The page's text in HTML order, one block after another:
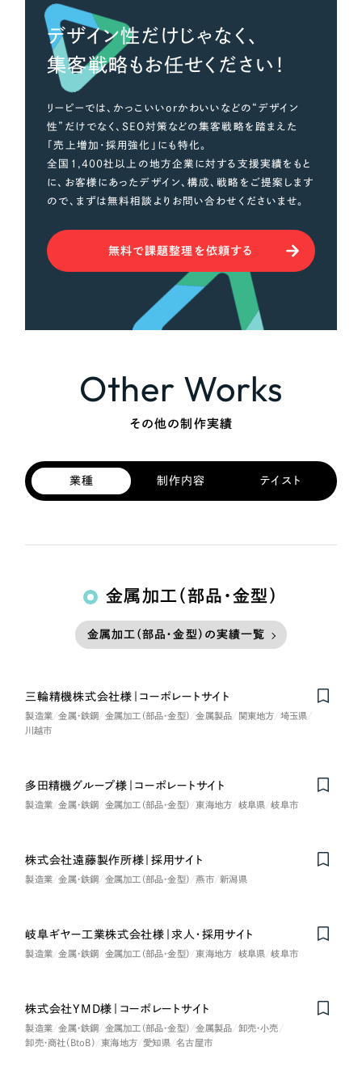
デザイン性だけじゃなく、
集客戦略もお任せください！
リーピーでは、かっこいいorかわいいなどの“デザイン
性”だけでなく、SEO対策などの集客戦略を踏まえた
「売上増加・採用強化」にも特化。
全国1,400社以上の地方企業に対する支援実績をもと
に、お客様にあったデザイン、構成、戦略をご提案します
ので、まずは無料相談よりお問い合わせくださいませ。
無料で課題整理を依頼する
Other Works
その他の制作実績
業種 制作内容 テイスト
金属加工（部品・金型）
金属加工（部品・金型）の実績一覧
三輪精機株式会社様｜コーポレートサイト
製造業 金属・鉄鋼 金属加工（部品・金型） 金属製品 関東地方
埼玉県
川越市
多田精機グループ様｜コーポレートサイト
製造業 金属・鉄鋼 金属加工（部品・金型） 東海地方 岐阜県 岐阜市
株式会社遠藤製作所様｜採用サイト
製造業 金属・鉄鋼 金属加工（部品・金型） 燕市 新潟県
岐阜ギヤー工業株式会社様｜求人・採用サイト
製造業 金属・鉄鋼 金属加工（部品・金型） 東海地方 岐阜県 岐阜市
株式会社YMD様｜コーポレートサイト
製造業 金属・鉄鋼 金属加工（部品・金型） 金属製品
卸売・小売
卸売・商社（BtoB）
東海地方 愛知県 名古屋市